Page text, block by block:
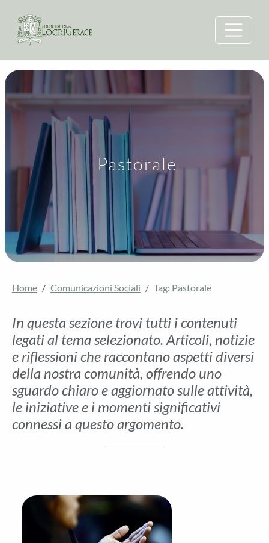
Pastorale
Home Comunicazioni Sociali Tag: Pastorale
In questa sezione trovi tutti i contenuti
legati al tema selezionato. Articoli, notizie
e riflessioni che raccontano aspetti diversi
della nostra comunità, offrendo uno
sguardo chiaro e aggiornato sulle attività,
le iniziative e i momenti significativi
connessi a questo argomento.